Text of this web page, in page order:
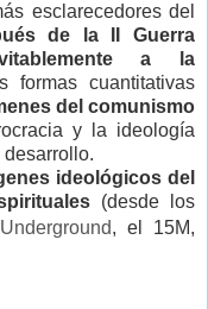
esclarecedores del
de la II Guerra
a la
formas cuantitativas
del comunismo
y la ideología
ideológicos del
(desde los
Underground, el 15M,